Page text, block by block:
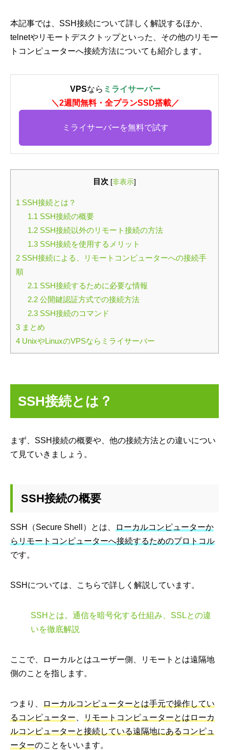
本記事では、SSH接続について詳しく解説するほか、
telnetやリモートデスクトップといった、その他のリモー
トコンピューターへ接続方法についても紹介します。
VPSなら ミライサーバー
＼2週間無料・全プランSSD搭載／
ミライサーバーを無料で試す
目次 [非表示]
1 SSH接続とは？
1.1 SSH接続の概要
1.2SSH接続以外のリモート接続の方法
1.3SSH接続を使用するメリット
2 SSH接続による、リモートコンピューターへの接続手
順
2.1 SSH接続するために必要な情報
2.2公開鍵認証方式での接続方法
2.3SSH接続のコマンド
3 まとめ
4 UnixやLinuxのVPSならミライサーバー
SSH接続とは？
まず、SSH接続の概要や、他の接続方法との違いについ
て見ていきましょう。
SSH接続の概要
SSH（Secure Shell）とは、
ローカルコンピューターか
らリモートコンピューターへ接続するためのプロトコル
です。
SSHについては、こちらで詳しく解説しています。
SSHとは。通信を暗号化する仕組み、SSLとの違
いを徹底解説
ここで、ローカルとはユーザー側、リモートとは遠隔地
側のことを指します。
つまり、
ローカルコンピューターとは手元で操作してい
るコンピューター
リモートコンピューターとはローカ
ルコンピューターと接続している遠隔地にあるコンピュ
ーターのことをいいます。